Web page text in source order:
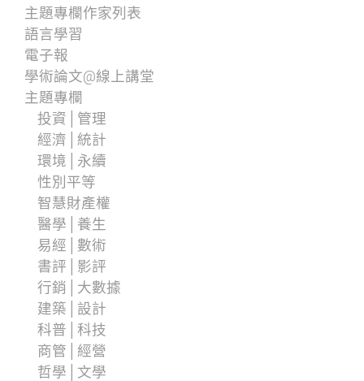
主題專欄作家列表
語言學習
電子報
學術論文@線上講堂
主題專欄
投資│管理
經濟│統計
環境│永續
性別平等
智慧財產權
醫學│養生
易經│數術
書評│影評
行銷│大數據
建築│設計
科普│科技
商管│經營
哲學│文學